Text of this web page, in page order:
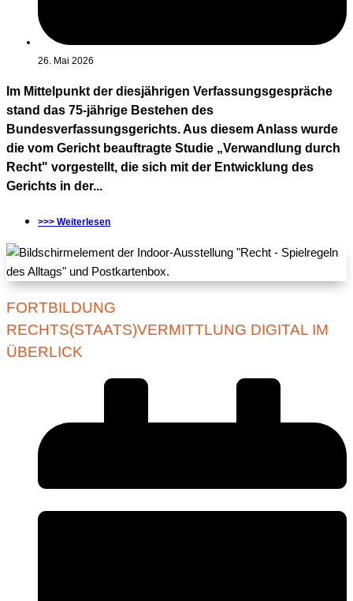
26. Mai 2026
Im Mittelpunkt der diesjährigen Verfassungsgespräche
stand das 75-jährige Bestehen des
Bundesverfassungsgerichts. Aus diesem Anlass wurde
die vom Gericht beauftragte Studie „Verwandlung durch
Recht" vorgestellt, die sich mit der Entwicklung des
Gerichts in der...
>>> Weiterlesen
FORTBILDUNG
RECHTS(STAATS)VERMITTLUNG DIGITAL IM
ÜBERLICK